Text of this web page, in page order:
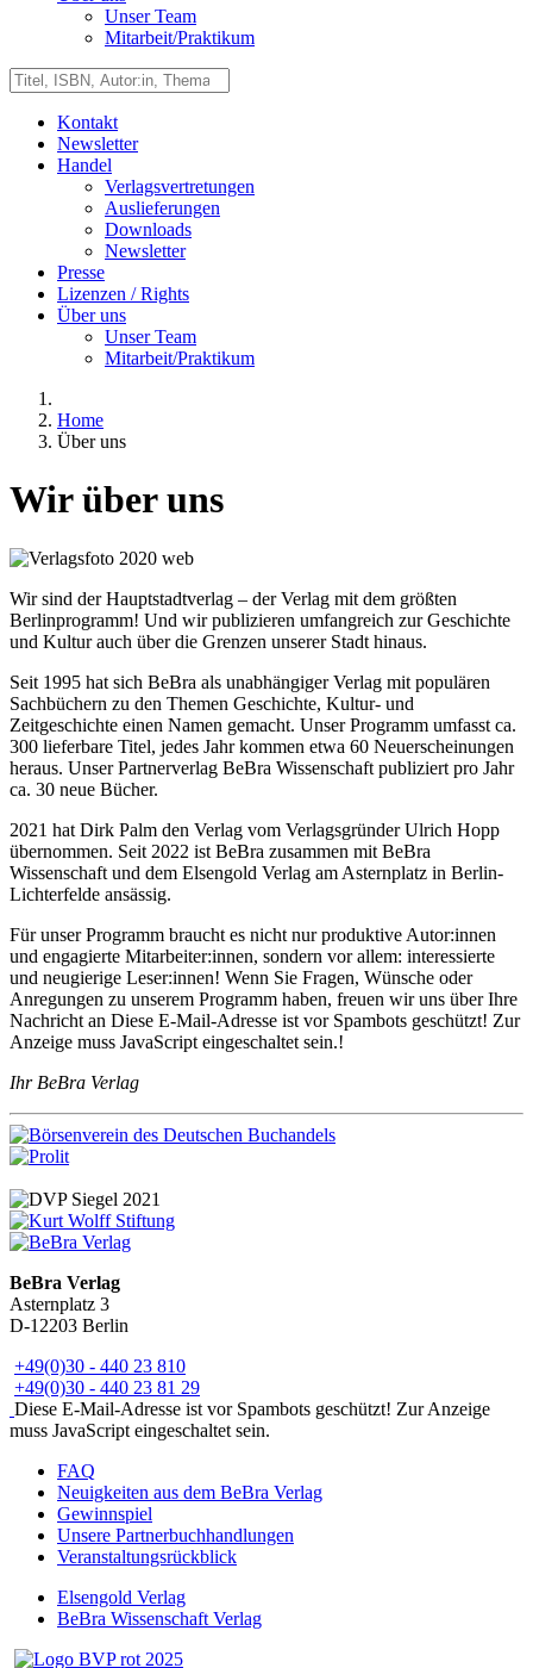
Unser Team
Mitarbeit/Praktikum
Kontakt
Newsletter
Handel
Verlagsvertretungen
Auslieferungen
Downloads
Newsletter
Presse
Lizenzen / Rights
Über uns
Unser Team
Mitarbeit/Praktikum
Home
Über uns
Wir über uns
Wir sind der Hauptstadtverlag – der Verlag mit dem größten
Berlinprogramm! Und wir publizieren umfangreich zur Geschichte
und Kultur auch über die Grenzen unserer Stadt hinaus.
Seit 1995 hat sich BeBra als unabhängiger Verlag mit populären
Sachbüchern zu den Themen Geschichte, Kultur- und
Zeitgeschichte einen Namen gemacht. Unser Programm umfasst ca.
300 lieferbare Titel, jedes Jahr kommen etwa 60 Neuerscheinungen
heraus. Unser Partnerverlag BeBra Wissenschaft publiziert pro Jahr
ca. 30 neue Bücher.
2021 hat Dirk Palm den Verlag vom Verlagsgründer Ulrich Hopp
übernommen. Seit 2022 ist BeBra zusammen mit BeBra
Wissenschaft und dem Elsengold Verlag am Asternplatz in Berlin-
Lichterfelde ansässig.
Für unser Programm braucht es nicht nur produktive Autor:innen
und engagierte Mitarbeiter:innen, sondern vor allem: interessierte
und neugierige Leser:innen! Wenn Sie Fragen, Wünsche oder
Anregungen zu unserem Programm haben, freuen wir uns über Ihre
Nachricht an Diese E-Mail-Adresse ist vor Spambots geschützt! Zur
Anzeige muss JavaScript eingeschaltet sein.!
Ihr BeBra Verlag
BeBra Verlag
Asternplatz 3
D-12203 Berlin
+49(0)30 - 440 23 810
+49(0)30 - 440 23 81 29
Diese E-Mail-Adresse ist vor Spambots geschützt! Zur Anzeige
muss JavaScript eingeschaltet sein.
FAQ
Neuigkeiten aus dem BeBra Verlag
Gewinnspiel
Unsere Partnerbuchhandlungen
Veranstaltungsrückblick
Elsengold Verlag
BeBra Wissenschaft Verlag